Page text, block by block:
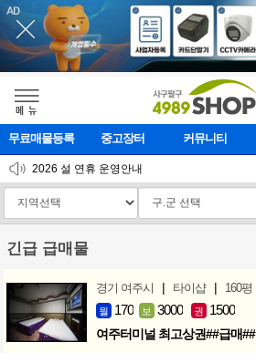
메    뉴
무료매물등록 중고장터 커뮤니티
[업데이트] 개선사항 안내
2026 설 연휴 운영안내
[업데이트]모바일 하단 고정메뉴 추가
긴급 급매물
경기 여주시 | 타이샵 | 160평
월 170 보 3000 권 1500
여주터미널 최고상권##급매##